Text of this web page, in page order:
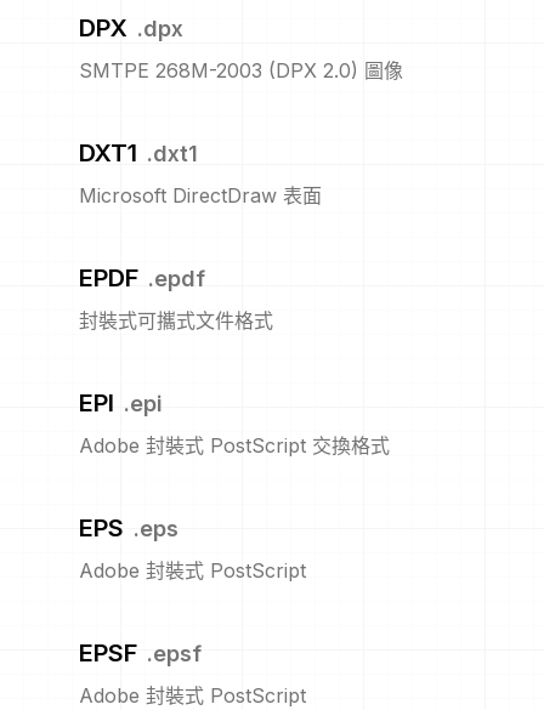
DPX .dpx
SMTPE 268M-2003 (DPX 2.0) 圖像
DXT1 .dxt1
Microsoft DirectDraw 表面
EPDF .epdf
封裝式可攜式文件格式
EPI .epi
Adobe 封裝式 PostScript 交換格式
EPS .eps
Adobe 封裝式 PostScript
EPSF .epsf
Adobe 封裝式 PostScript